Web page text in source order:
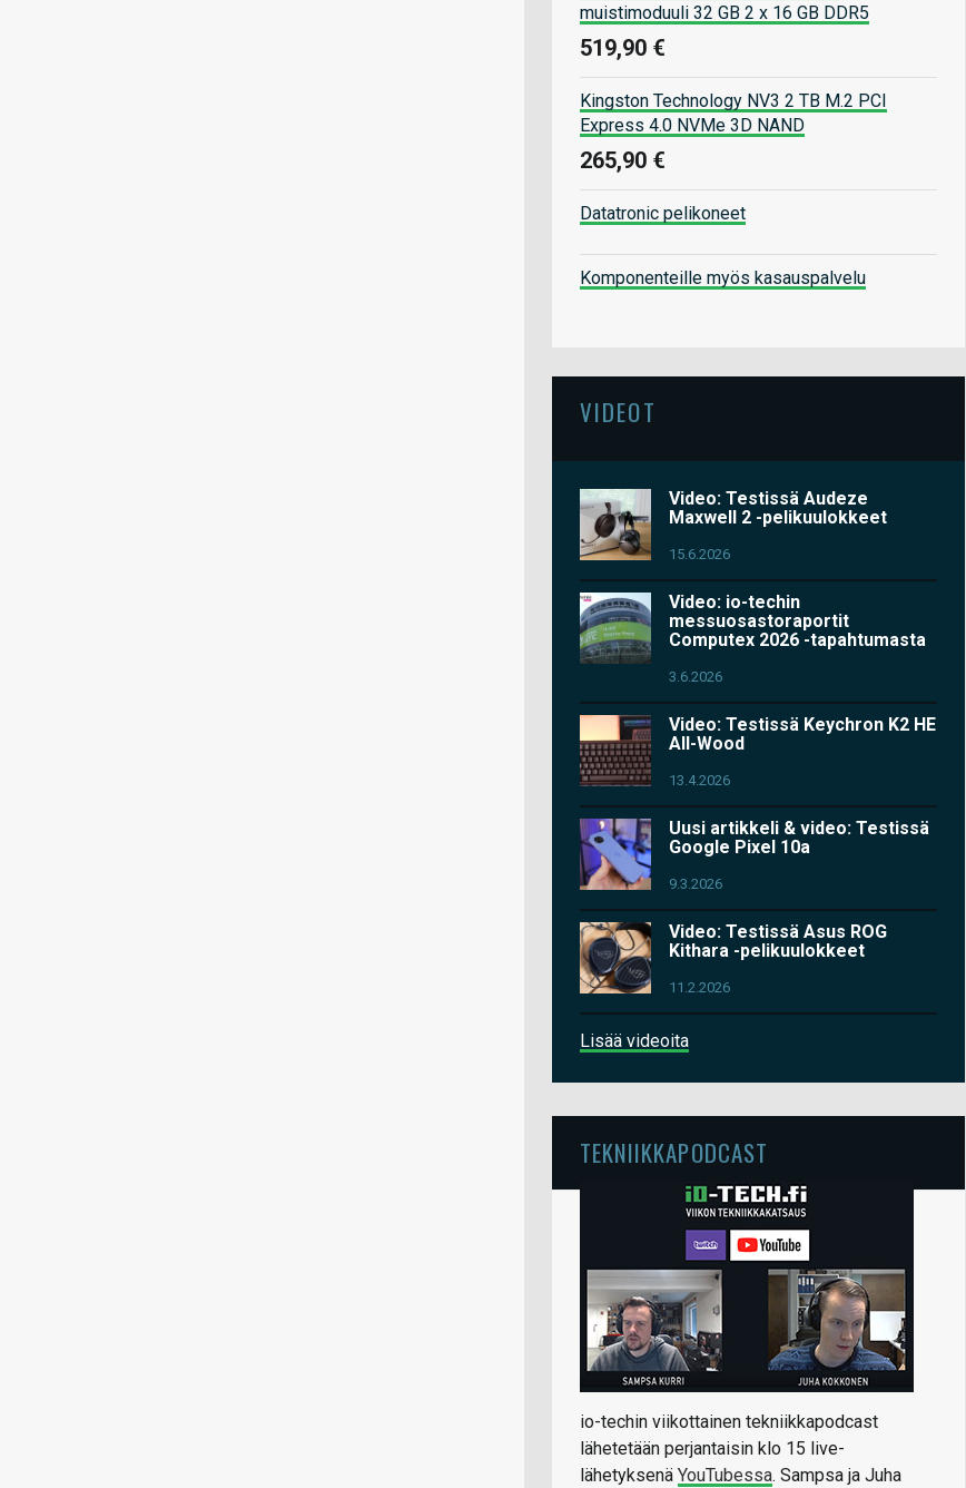
muistimoduuli 32 GB 2 x 16 GB DDR5
519,90 €
Kingston Technology NV3 2 TB M.2 PCI
Express 4.0 NVMe 3D NAND
265,90 €
Datatronic pelikoneet
Komponenteille myös kasauspalvelu
VIDEOT
Video: Testissä Audeze
Maxwell 2 -pelikuulokkeet
15.6.2026
Video: io-techin
messuosastoraportit
Computex 2026 -tapahtumasta
3.6.2026
Video: Testissä Keychron K2 HE
All-Wood
13.4.2026
Uusi artikkeli & video: Testissä
Google Pixel 10a
9.3.2026
Video: Testissä Asus ROG
Kithara -pelikuulokkeet
11.2.2026
Lisää videoita
TEKNIIKKAPODCAST
io-techin viikottainen tekniikkapodcast
lähetetään perjantaisin klo 15 live-
lähetyksenä YouTubessa. Sampsa ja Juha